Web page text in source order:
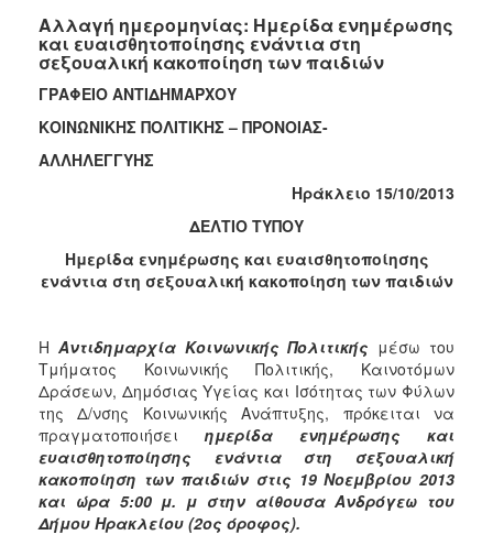
Οικονομική
Αδυναμία
&
Φυσικές
Κοινοτικής
Δημιουργικής
Απασχόλησης
Κέντρα
Ημερήσιας
Φροντίδας
Ηλικιωμένων
(Κ.Η.Φ.Η.)
Κ.Δ.Α.Π.Α.μεΑ.
Αδειοδότηση
Αλλαγή ημερομηνίας: Ημερίδα ενημέρωσης
και ευαισθητοποίησης ενάντια στη
σεξουαλική κακοποίηση των παιδιών
ΓΡΑΦΕΙΟ ΑΝΤΙΔΗΜΑΡΧΟΥ
ΚΟΙΝΩΝΙΚΗΣ ΠΟΛΙΤΙΚΗΣ – ΠΡΟΝΟΙΑΣ-
ΑΛΛΗΛΕΓΓΥΗΣ
Ηράκλειο 15/10/2013
ΔΕΛΤΙΟ ΤΥΠΟΥ
Ημερίδα ενημέρωσης και ευαισθητοποίησης
ενάντια στη σεξουαλική κακοποίηση των παιδιών
Η Αντιδημαρχία Κοινωνικής Πολιτικής μέσω του
Τμήματος Κοινωνικής Πολιτικής, Καινοτόμων
Δράσεων, Δημόσιας Υγείας και Ισότητας των Φύλων
της Δ/νσης Κοινωνικής Ανάπτυξης, πρόκειται να
πραγματοποιήσει ημερίδα ενημέρωσης και
ευαισθητοποίησης ενάντια στη σεξουαλική
κακοποίηση των παιδιών στις 19 Νοεμβρίου 2013
και ώρα 5:00 μ. μ στην αίθουσα Ανδρόγεω του
Δήμου Ηρακλείου (2ος όροφος).